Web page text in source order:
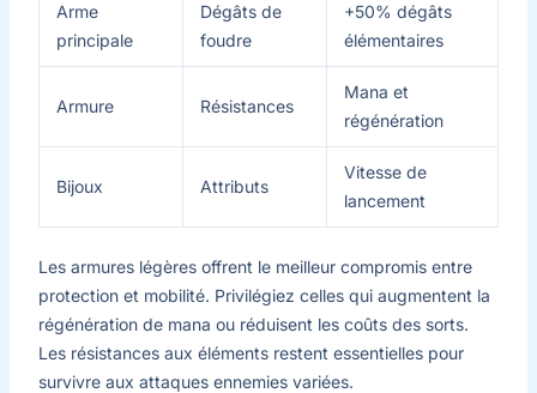
Arme
principale
Dégâts de
foudre
+50% dégâts
élémentaires
Armure Résistances
Mana et
régénération
Bijoux Attributs
Vitesse de
lancement
Les armures légères offrent le meilleur compromis entre
protection et mobilité. Privilégiez celles qui augmentent la
régénération de mana ou réduisent les coûts des sorts.
Les résistances aux éléments restent essentielles pour
survivre aux attaques ennemies variées.